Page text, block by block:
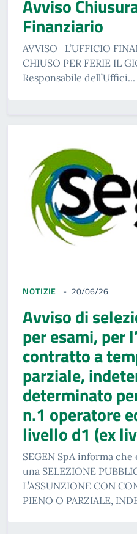
Avviso
Finanziario
AVVISO L’UFFICIO
CHIUSO PER FERIE IL
Responsabile dell’Uffici...
NOTIZIE 20/06/26
Avviso di
per esami, per
contratto a
parziale,
determinato
n.1 operatore
livello d1 (ex
SEGEN SpA informa
una SELEZIONE
L’ASSUNZIONE CON
PIENO O PARZIALE,